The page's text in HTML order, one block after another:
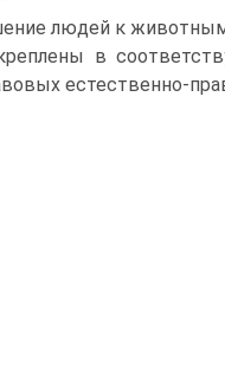
людей к
в
естественно-